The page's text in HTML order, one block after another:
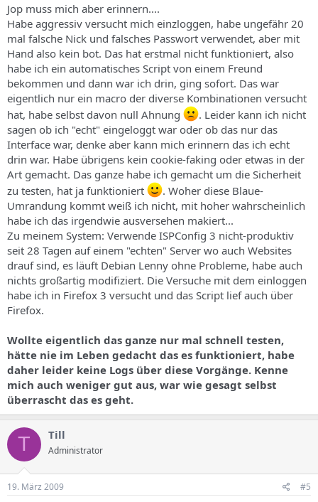
Jop muss mich aber erinnern....
Habe aggressiv versucht mich einzloggen, habe ungefähr 20
mal falsche Nick und falsches Passwort verwendet, aber mit
Hand also kein bot. Das hat erstmal nicht funktioniert, also
habe ich ein automatisches Script von einem Freund
bekommen und dann war ich drin, ging sofort. Das war
eigentlich nur ein macro der diverse Kombinationen versucht
hat, habe selbst davon null Ahnung
. Leider kann ich nicht
sagen ob ich "echt" eingeloggt war oder ob das nur das
Interface war, denke aber kann mich erinnern das ich echt
drin war. Habe übrigens kein cookie-faking oder etwas in der
Art gemacht. Das ganze habe ich gemacht um die Sicherheit
zu testen, hat ja funktioniert
. Woher diese Blaue-
Umrandung kommt weiß ich nicht, mit hoher wahrscheinlich
habe ich das irgendwie ausversehen makiert...
Zu meinem System: Verwende ISPConfig 3 nicht-produktiv
seit 28 Tagen auf einem "echten" Server wo auch Websites
drauf sind, es läuft Debian Lenny ohne Probleme, habe auch
nichts großartig modifiziert. Die Versuche mit dem einloggen
habe ich in Firefox 3 versucht und das Script lief auch über
Firefox.
Wollte eigentlich das ganze nur mal schnell testen,
hätte nie im Leben gedacht das es funktioniert, habe
daher leider keine Logs über diese Vorgänge. Kenne
mich auch weniger gut aus, war wie gesagt selbst
überrascht das es geht.
T Till
Administrator
19. März 2009 #5